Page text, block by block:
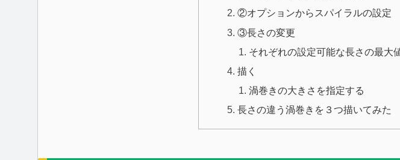
②オプションからスパイラルの設定
③長さの変更
それぞれの設定可能な長さの最大
描く
渦巻きの大きさを指定する
長さの違う渦巻きを３つ描いてみた